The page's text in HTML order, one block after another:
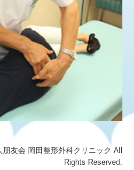
友会 岡田整形外科クリニック All
Rights Reserved.